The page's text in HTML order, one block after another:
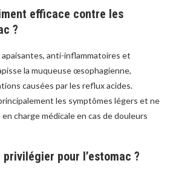
efficace contre les
?
anti-inflammatoires et
la muqueuse œsophagienne,
causées par les reflux acides.
les symptômes légers et ne
charge médicale en cas de douleurs
pour l’estomac ?